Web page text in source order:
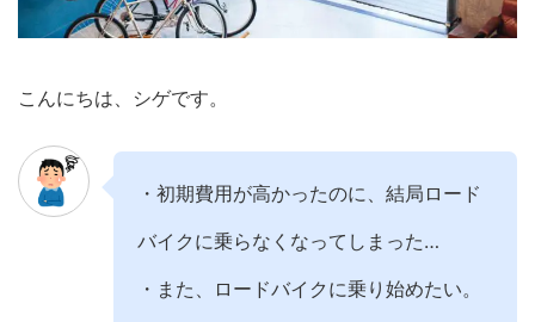
こんにちは、シゲです。
・初期費用が高かったのに、結局ロード
バイクに乗らなくなってしまった…
・また、ロードバイクに乗り始めたい。